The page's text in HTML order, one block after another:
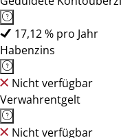
17,12 % pro Jahr
Habenzins
Nicht verfügbar
Verwahrentgelt
Nicht verfügbar